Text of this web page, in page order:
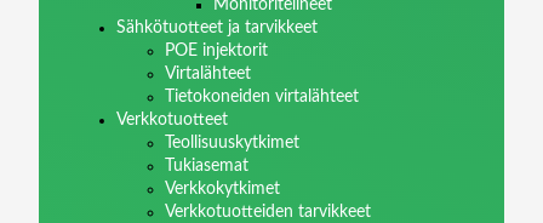
Monitoritelineet
Sähkötuotteet ja tarvikkeet
POE injektorit
Virtalähteet
Tietokoneiden virtalähteet
Verkkotuotteet
Teollisuuskytkimet
Tukiasemat
Verkkokytkimet
Verkkotuotteiden tarvikkeet